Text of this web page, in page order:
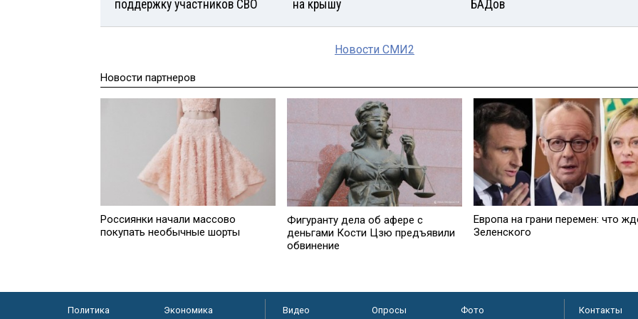
поддержку участников СВО на крышу БАДов
Новости СМИ2
Новости партнеров
Россиянки начали массово
покупать необычные шорты
Фигуранту дела об афере с
деньгами Кости Цзю предъявили
обвинение
Европа на грани перемен: что
Зеленского
Политика Экономика Видео Опросы Фото Контакты